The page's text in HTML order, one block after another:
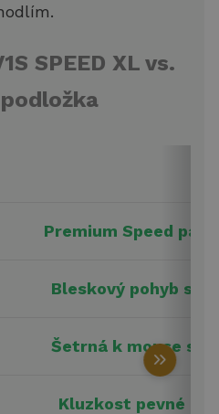
SPEED XL vs.
Premium Speed
Bleskový pohyb s
Šetrná k mouse
Kluzkost pevné
keyboard_double_arrow_right